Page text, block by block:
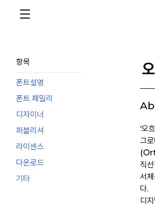
항목
폰트설명
폰트 패밀리
디자이너
퍼블리셔
라이센스
다운로드
기타
‘오
그
직
서
다.
디